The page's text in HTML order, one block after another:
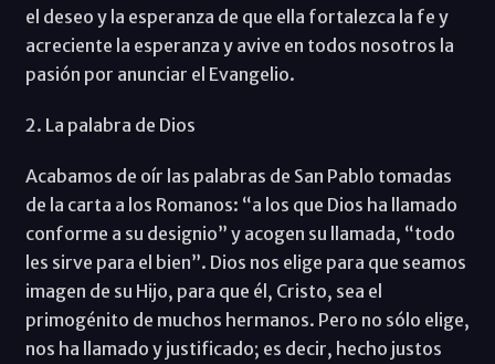
el deseo y la esperanza de que ella fortalezca la fe y
acreciente la esperanza y avive en todos nosotros la
pasión por anunciar el Evangelio.
2. La palabra de Dios
Acabamos de oír las palabras de San Pablo tomadas
de la carta a los Romanos: “a los que Dios ha llamado
conforme a su designio” y acogen su llamada, “todo
les sirve para el bien”. Dios nos elige para que seamos
imagen de su Hijo, para que él, Cristo, sea el
primogénito de muchos hermanos. Pero no sólo elige,
nos ha llamado y justificado; es decir, hecho justos